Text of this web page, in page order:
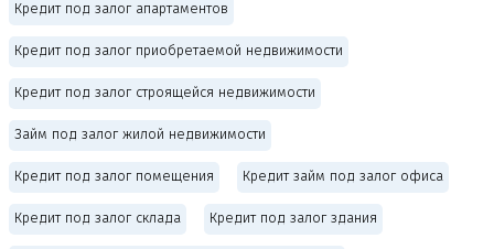
Кредит под залог апартаментов
Кредит под залог приобретаемой недвижимости
Кредит под залог строящейся недвижимости
Займ под залог жилой недвижимости
Кредит под залог помещения Кредит займ под залог офиса
Кредит под залог склада Кредит под залог здания